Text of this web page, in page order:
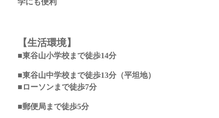
学にも便利
【生活環境】
■東谷山小学校まで徒歩14分
■東谷山中学校まで徒歩13分（平坦地）
■ローソンまで徒歩7分
■郵便局まで徒歩5分